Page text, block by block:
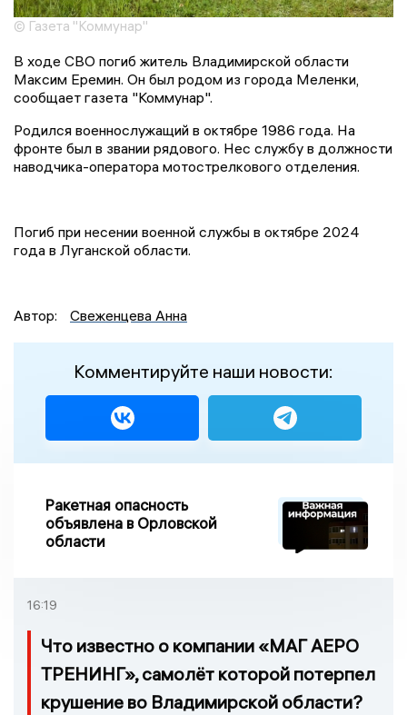
© Газета "Коммунар"
В ходе СВО погиб житель Владимирской области
Максим Еремин. Он был родом из города Меленки,
сообщает газета "Коммунар".
Родился военнослужащий в октябре 1986 года. На
фронте был в звании рядового. Нес службу в должности
наводчика-оператора мотострелкового отделения.
Погиб при несении военной службы в октябре 2024
года в Луганской области.
Автор: Свеженцева Анна
Комментируйте наши новости:
Ракетная опасность
объявлена в Орловской
области
16:19
Что известно о компании «МАГ АЕРО
ТРЕНИНГ», самолёт которой потерпел
крушение во Владимирской области?